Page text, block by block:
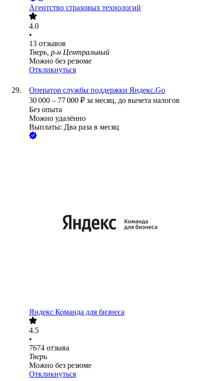
Агентство страховых технологий
4.0
•
13 отзывов
Тверь, р-н Центральный
Можно без резюме
Откликнуться
Оператор службы поддержки Яндекс.Go
30 000 – 77 000 ₽ за месяц, до вычета налогов
Без опыта
Можно удалённо
Выплаты: Два раза в месяц
Яндекс Команда для бизнеса
4.5
•
7674 отзыва
Тверь
Можно без резюме
Откликнуться